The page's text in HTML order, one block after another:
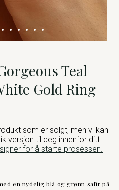
Teal
Gold Ring
som er solgt, men vi kan
versjon til deg innenfor ditt
for å starte prosessen.
en nydelig blå og grønn safir på